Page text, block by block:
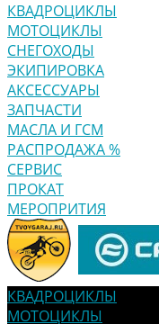
КВАДРОЦИКЛЫ
МОТОЦИКЛЫ
СНЕГОХОДЫ
ЭКИПИРОВКА
АКСЕССУАРЫ
ЗАПЧАСТИ
МАСЛА И ГСМ
РАСПРОДАЖА %
СЕРВИС
ПРОКАТ
МЕРОПРИТИЯ
КВАДРОЦИКЛЫ
МОТОЦИКЛЫ